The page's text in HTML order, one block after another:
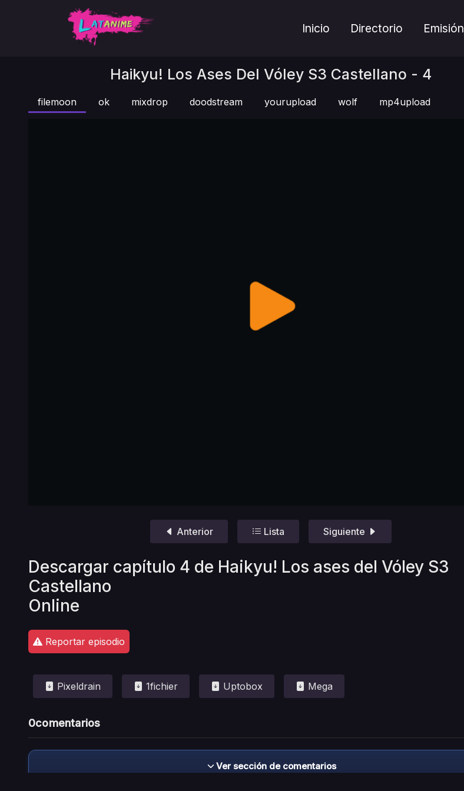
Inicio Directorio Emisión
Haikyu! Los Ases Del Vóley S3 Castellano - 4
filemoon ok mixdrop doodstream yourupload wolf mp4upload
Anterior Lista Siguiente
Descargar capítulo 4 de Haikyu! Los ases del Vóley S3
Castellano
Online
Reportar episodio
Pixeldrain 1fichier Uptobox Mega
0comentarios
Ver sección de comentarios